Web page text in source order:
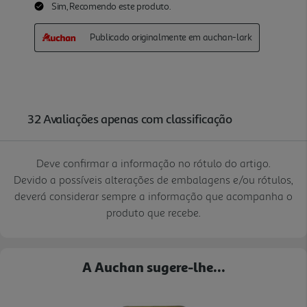
Deve confirmar a informação no rótulo do artigo.
Devido a possíveis alterações de embalagens e/ou rótulos,
deverá considerar sempre a informação que acompanha o
produto que recebe.
A Auchan sugere-lhe...